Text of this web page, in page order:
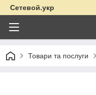
Сетевой.укр
Товари та послуги